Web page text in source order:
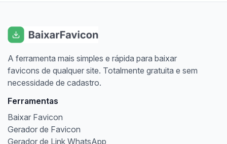
A ferramenta mais simples e rápida para baixar
favicons de qualquer site. Totalmente gratuita e sem
necessidade de cadastro.
Ferramentas
Baixar Favicon
Gerador de Favicon
Gerador de Link WhatsApp